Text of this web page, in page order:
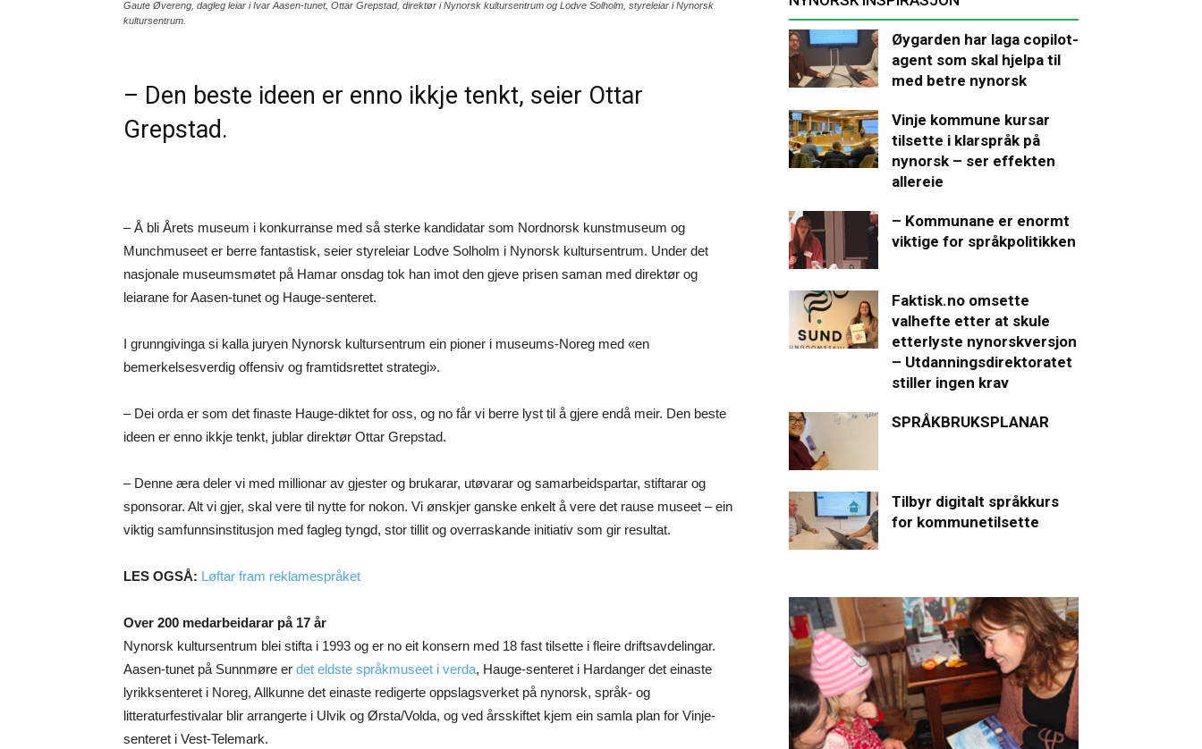
Gaute Øvereng, dagleg leiar i Ivar Aasen-tunet, Ottar Grepstad, direktør i Nynorsk kultursentrum og Lodve Solholm, styreleiar i Nynorsk
kultursentrum.
– Den beste ideen er enno ikkje tenkt, seier Ottar
Grepstad.
– Å bli Årets museum i konkurranse med så sterke kandidatar som Nordnorsk kunstmuseum og
Munchmuseet er berre fantastisk, seier styreleiar Lodve Solholm i Nynorsk kultursentrum. Under det
nasjonale museumsmøtet på Hamar onsdag tok han imot den gjeve prisen saman med direktør og
leiarane for Aasen-tunet og Hauge-senteret.
I grunngivinga si kalla juryen Nynorsk kultursentrum ein pioner i museums-Noreg med «en
bemerkelsesverdig offensiv og framtidsrettet strategi».
– Dei orda er som det finaste Hauge-diktet for oss, og no får vi berre lyst til å gjere endå meir. Den beste
ideen er enno ikkje tenkt, jublar direktør Ottar Grepstad.
– Denne æra deler vi med millionar av gjester og brukarar, utøvarar og samarbeidspartar, stiftarar og
sponsorar. Alt vi gjer, skal vere til nytte for nokon. Vi ønskjer ganske enkelt å vere det rause museet – ein
viktig samfunnsinstitusjon med fagleg tyngd, stor tillit og overraskande initiativ som gir resultat.
LES OGSÅ: Løftar fram reklamespråket
Over 200 medarbeidarar på 17 år
Nynorsk kultursentrum blei stifta i 1993 og er no eit konsern med 18 fast tilsette i fleire driftsavdelingar.
Aasen-tunet på Sunnmøre er det eldste språkmuseet i verda, Hauge-senteret i Hardanger det einaste
lyrikksenteret i Noreg, Allkunne det einaste redigerte oppslagsverket på nynorsk, språk- og
litteraturfestivalar blir arrangerte i Ulvik og Ørsta/Volda, og ved årsskiftet kjem ein samla plan for Vinje-
senteret i Vest-Telemark.
Øygarden har laga copilot-
agent som skal hjelpa til
med betre nynorsk
Vinje kommune kursar
tilsette i klarspråk på
nynorsk – ser effekten
allereie
– Kommunane er enormt
viktige for språkpolitikken
Faktisk.no omsette
valhefte etter at skule
etterlyste nynorskversjon
– Utdanningsdirektoratet
stiller ingen krav
SPRÅKBRUKSPLANAR
Tilbyr digitalt språkkurs
for kommunetilsette